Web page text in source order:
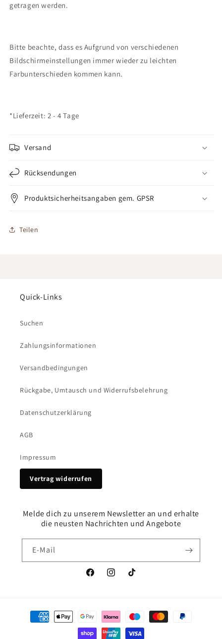
getragen werden.
Bitte beachte, dass es Aufgrund von verschiedenen
Bildschirmeinstellungen immer wieder zu leichten
Farbunterschieden kommen kann.
*Lieferzeit: 2 - 4 Tage
Versand
Rücksendungen
Produktsicherheitsangaben gem. GPSR
Teilen
Quick-Links
Suchen
Zahlungsinformationen
Versandbedingungen
Rückgabe, Umtausch und Widerrufsbelehrung
Datenschutzerklärung
AGB
Impressum
Vertrag widerrufen
Melde dich zu unserem Newsletter an und erhalte
die neusten Nachrichten und Angebote
E-Mail
FacebookInstagramTikTok
Zahlungsmethoden